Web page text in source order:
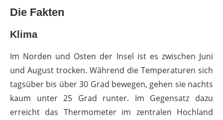
Die Fakten
Klima
Im Norden und Osten der Insel ist es zwischen Juni
und August trocken. Während die Temperaturen sich
tagsüber bis über 30 Grad bewegen, gehen sie nachts
kaum unter 25 Grad runter. Im Gegensatz dazu
erreicht das Thermometer im zentralen Hochland